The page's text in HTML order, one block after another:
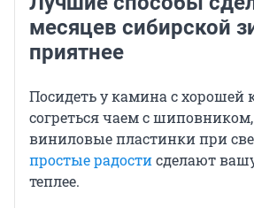
месяцев сибирской
приятнее
Посидеть у камина с хорошей
согреться чаем с
виниловые пластинки при
простые радостисделают
теплее.